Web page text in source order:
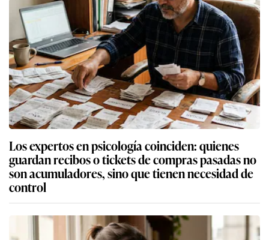
Los expertos en psicología coinciden: quienes
guardan recibos o tickets de compras pasadas no
son acumuladores, sino que tienen necesidad de
control